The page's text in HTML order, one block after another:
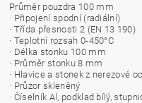
Průměr pouzdra 100 mm
· Připojení spodní (radiální)
· Třída přesnosti 2 (EN 13 190)
· Teplotní rozsah 0-450°C
· Délka stonku 100 mm
· Průměr stonku 8 mm
· Hlavice a stonek z nerezové
· Průzor skleněný
· Číselník Al, podklad bílý,